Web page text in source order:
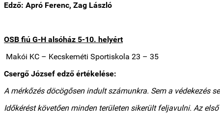
Edző: Apró Ferenc, Zag László
OSB fiú G-H alsóház 5-10. helyért
Makói KC – Kecskeméti Sportiskola 23 – 35
Csergő József edző értékelése:
A mérkőzés döcögősen indult számunkra. Sem a védekezés
Időkérést követően minden területen sikerült feljavulni. Az